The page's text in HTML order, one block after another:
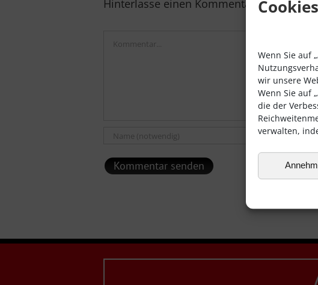
Cookies
Wenn Sie auf
wir unsere
Wenn Sie auf
die der
verwalten,
Hinterlasse einen Kommentar